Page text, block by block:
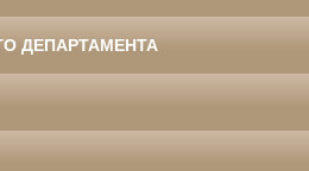
ДЕПАРТАМЕНТА